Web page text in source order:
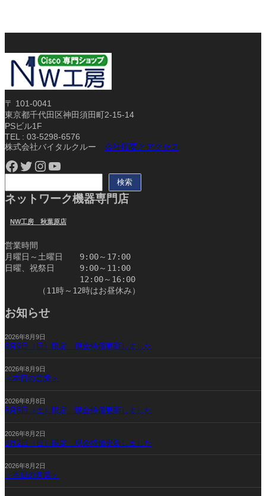
〒 101-0041
東京都千代田区神田須田町2-15-14
PSビル1F
TEL : 03-5298-6576
株式会社バイタルクルー 会社概要とアクセス
Facebook Twitter Instagram YouTube
索
検索
ネットワーク機器専門店
NW工房 秋葉原店
営業時間
月曜日～土曜日　　9:00～17:00
日曜、祝祭日　　　9:00～11:00
12:00～16:00
（11時～12時はお昼休み）
お知らせ
2026年8月9日
8月9日（日）限定 現金特価更新しました
2026年8月9日
＜本日の営業＞
2026年8月8日
8月8日（土）限定 現金特価更新しました
2026年8月2日
8月2日（日）限定 現金特価更新しました
2026年8月2日
＜本日の営業＞